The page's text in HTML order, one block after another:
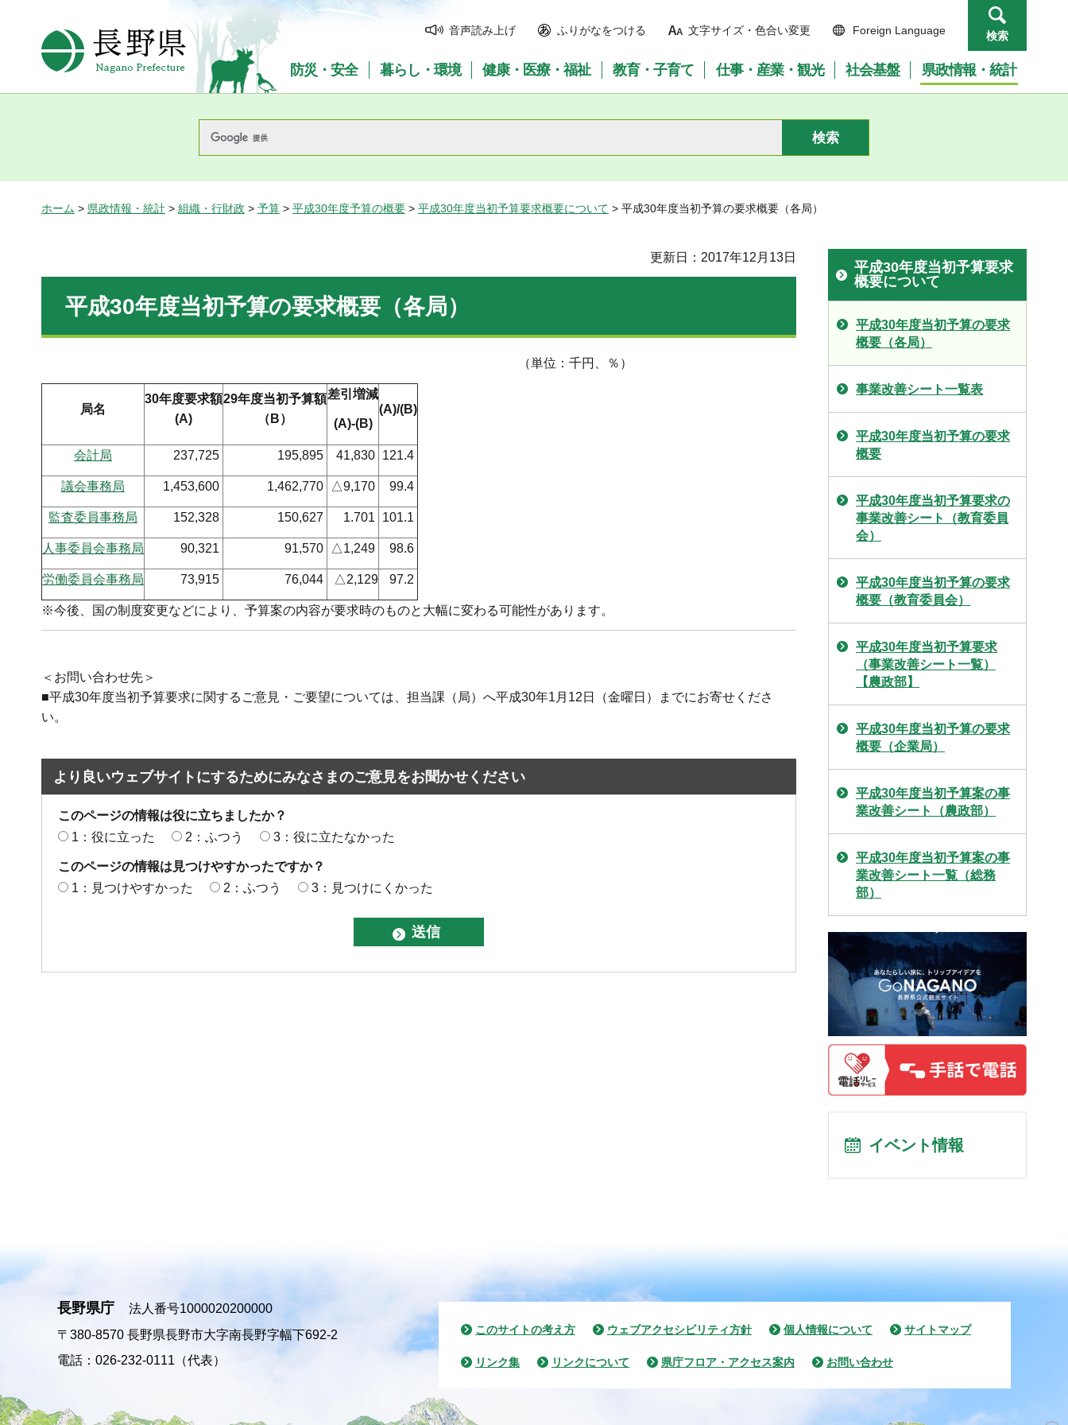
長野県Nagano Prefecture
音声読み上げ ふりがなをつける 文字サイズ・色合い変更 Foreign Language 検索
防災・安全 暮らし・環境 健康・医療・福祉 教育・子育て 仕事・産業・観光 社会基盤 県政情報・統計
ホーム > 県政情報・統計 > 組織・行財政 > 予算 > 平成30年度予算の概要 > 平成30年度当初予算要求概要について > 平成30年度当初予算の要求概要（各局）
更新日：2017年12月13日
平成30年度当初予算の要求概要（各局）
（単位：千円、％）
局名
30年度要求額
(A)
29年度当初予算額
（B）
差引増減
(A)-(B)
(A)/(B)
会計局 237,725 195,895 41,830 121.4
議会事務局 1,453,600 1,462,770 △9,170 99.4
監査委員事務局 152,328 150,627 1.701 101.1
人事委員会事務局 90,321 91,570 △1,249 98.6
労働委員会事務局 73,915 76,044 △2,129 97.2
※今後、国の制度変更などにより、予算案の内容が要求時のものと大幅に変わる可能性があります。
＜お問い合わせ先＞
■平成30年度当初予算要求に関するご意見・ご要望については、 担当課（局） へ平成30年1月12日（金曜日）までにお寄せくださ
い。
より良いウェブサイトにするためにみなさまのご意見をお聞かせください
このページの情報は役に立ちましたか？
1：役に立った
2：ふつう 3：役に立たなかった
このページの情報は見つけやすかったですか？
1：見つけやすかった
2：ふつう 3：見つけにくかった
平成30年度当初予算要求
概要について
平成30年度当初予算の要求
概要（各局）
事業改善シート一覧表
平成30年度当初予算の要求
概要
平成30年度当初予算要求の
事業改善シート（教育委員
会）
平成30年度当初予算の要求
概要（教育委員会）
平成30年度当初予算要求
（事業改善シート一覧）
【農政部】
平成30年度当初予算の要求
概要（企業局）
平成30年度当初予算案の事
業改善シート（農政部）
平成30年度当初予算案の事
業改善シート一覧（総務
部）
イベント情報
長野県庁
法人番号1000020200000
〒380-8570 長野県長野市大字南長野字幅下692-2
電話：026-232-0111（代表）
このサイトの考え方 ウェブアクセシビリティ方針 個人情報について サイトマップ
リンク集 リンクについて 県庁フロア・アクセス案内 お問い合わせ